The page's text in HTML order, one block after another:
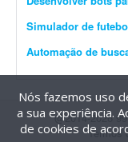
Automação de
@2014-2026
Termos
Nós fazemos uso
a sua experiência.
de cookies de